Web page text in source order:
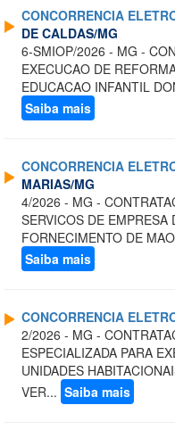
CONCORRENCIA
DE CALDAS/MG
6-SMIOP/2026 - MG -
EXECUCAO DE
EDUCACAO INFANTIL
Saiba mais
CONCORRENCIA
MARIAS/MG
4/2026 - MG -
SERVICOS DE
FORNECIMENTO DE
Saiba mais
CONCORRENCIA
2/2026 - MG -
ESPECIALIZADA PARA
UNIDADES
VER... Saiba mais